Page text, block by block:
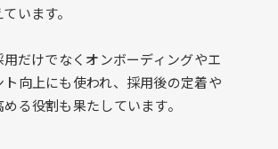
います。
用だけでなくオンボーディングやエ
ト向上にも使われ、採用後の定着や
る役割も果たしています。